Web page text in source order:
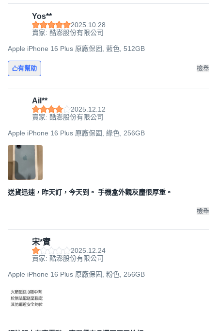
Yos**
2025.10.28
賣家: 酷澎股份有限公司
Apple iPhone 16 Plus 原廠保固, 藍色, 512GB
有幫助 檢舉
Ail**
2025.12.12
賣家: 酷澎股份有限公司
Apple iPhone 16 Plus 原廠保固, 綠色, 256GB
送貨迅速，昨天訂，今天到。 手機盒外觀灰塵很厚重。
檢舉
宋*實
2025.12.24
賣家: 酷澎股份有限公司
Apple iPhone 16 Plus 原廠保固, 粉色, 256GB